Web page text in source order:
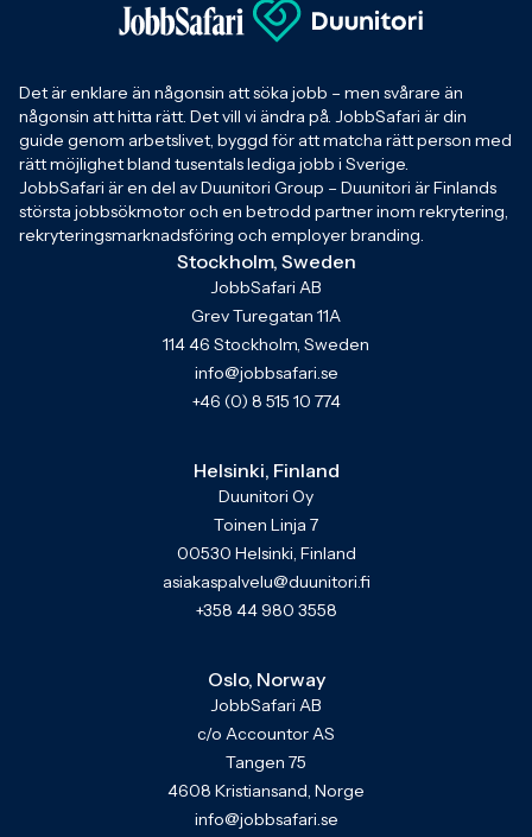
Det är enklare än någonsin att söka jobb – men svårare än
någonsin att hitta rätt. Det vill vi ändra på. JobbSafari är din
guide genom arbetslivet, byggd för att matcha rätt person med
rätt möjlighet bland tusentals lediga jobb i Sverige.
JobbSafari är en del av Duunitori Group – Duunitori är Finlands
största jobbsökmotor och en betrodd partner inom rekrytering,
rekryteringsmarknadsföring och employer branding.
Stockholm, Sweden
JobbSafari AB
Grev Turegatan 11A
114 46 Stockholm, Sweden
info@jobbsafari.se
+46 (0) 8 515 10 774
Helsinki, Finland
Duunitori Oy
Toinen Linja 7
00530 Helsinki, Finland
asiakaspalvelu@duunitori.fi
+358 44 980 3558
Oslo, Norway
JobbSafari AB
c/o Accountor AS
Tangen 75
4608 Kristiansand, Norge
info@jobbsafari.se